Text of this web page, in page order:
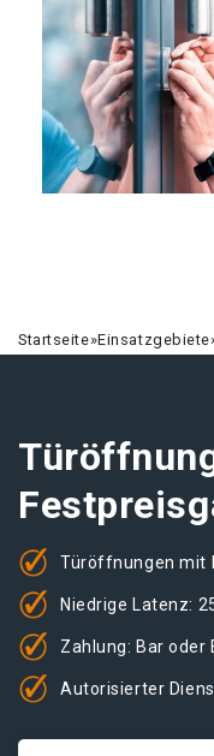
Startseite»Einsatzgebiete
Türöffnungen mit
Niedrige Latenz:
Zahlung: Bar oder
Autorisierter